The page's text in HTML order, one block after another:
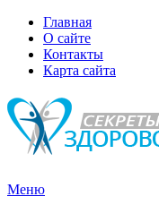
Главная
О сайте
Контакты
Карта сайта
Меню